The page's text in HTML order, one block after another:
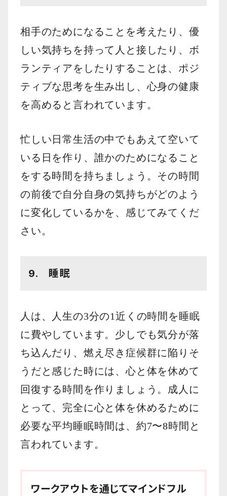
相手のためになることを考えたり、優
しい気持ちを持って人と接したり、ボ
ランティアをしたりすることは、ポジ
ティブな思考を生み出し、心身の健康
を高めると言われています。
忙しい日常生活の中でもあえて空いて
いる日を作り、誰かのためになること
をする時間を持ちましょう。その時間
の前後で自分自身の気持ちがどのよう
に変化しているかを、感じてみてくだ
さい。
9. 睡眠
人は、人生の3分の1近くの時間を睡眠
に費やしています。少しでも気分が落
ち込んだり、燃え尽き症候群に陥りそ
うだと感じた時には、心と体を休めて
回復する時間を作りましょう。成人に
とって、完全に心と体を休めるために
必要な平均睡眠時間は、約7〜8時間と
言われています。
ワークアウトを通じてマインドフル